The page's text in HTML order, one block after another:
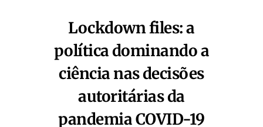
Lockdown files: a
política dominando a
ciência nas decisões
autoritárias da
pandemia COVID-19